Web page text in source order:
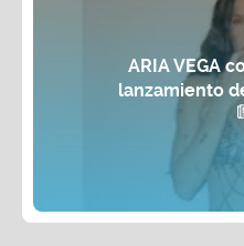
ARIA VEGA
lanzamiento